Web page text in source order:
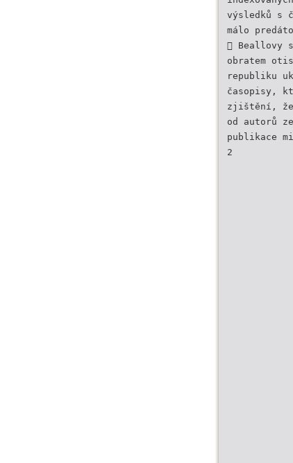
výsledků s
málo
 Beallovy
obratem
republiku
časopisy,
zjištění, že
od autorů
publikace
2